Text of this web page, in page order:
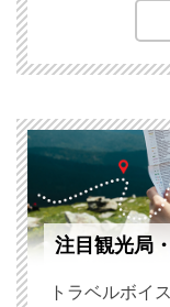
注目観光局
トラベルボイ